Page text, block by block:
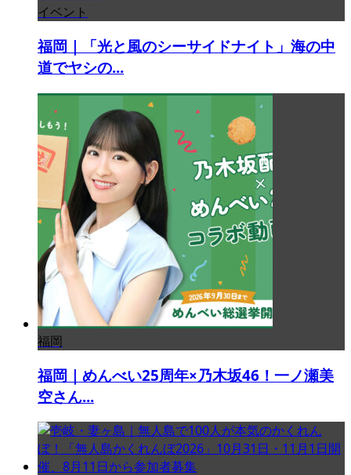
イベント
福岡｜「光と風のシーサイドナイト」海の中
道でヤシの...
福岡
福岡｜めんべい25周年×乃木坂46！一ノ瀬美
空さん...